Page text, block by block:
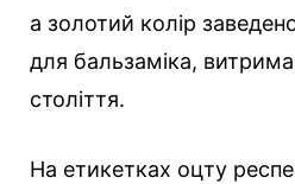
а золотий колір
для бальзаміка,
століття.
На етикетках оцту